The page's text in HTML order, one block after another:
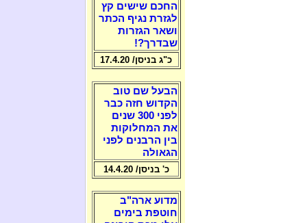
החכם שישים קץ
לגזרת נגיף הכתר
ושאר הגזרות
שבדרך?!
כ"ג בניסן/ 17.4.20
הבעל שם טוב
הקדוש חזה כבר
לפני 300 שנים
את המחלוקות
בין הרבנים לפני
הגאולה
כ' בניסן/ 14.4.20
מדוע ארה"ב
חוטפת בימים